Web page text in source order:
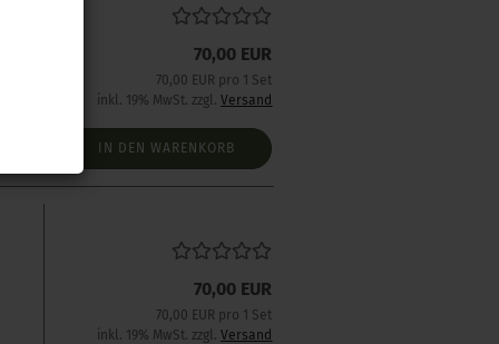
70,00 EUR
70,00 EUR pro 1 Set
inkl. 19% MwSt. zzgl.Versand
IN DEN WARENKORB
70,00 EUR
70,00 EUR pro 1 Set
inkl. 19% MwSt. zzgl.Versand